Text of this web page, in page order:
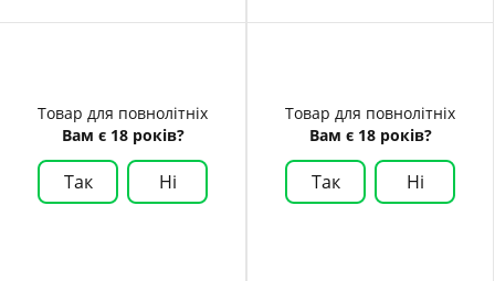
Товар для повнолітніх
Вам є 18 років?
Так Ні
Товар для повнолітніх
Вам є 18 років?
Так Ні